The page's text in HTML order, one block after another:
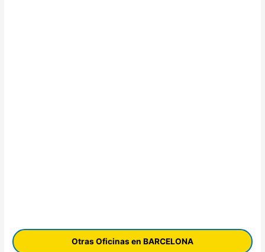
Otras Oficinas en BARCELONA